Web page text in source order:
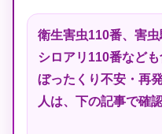
衛生害虫110番、害虫
シロアリ110番など
ぼったくり不安・再
人は、下の記事で確